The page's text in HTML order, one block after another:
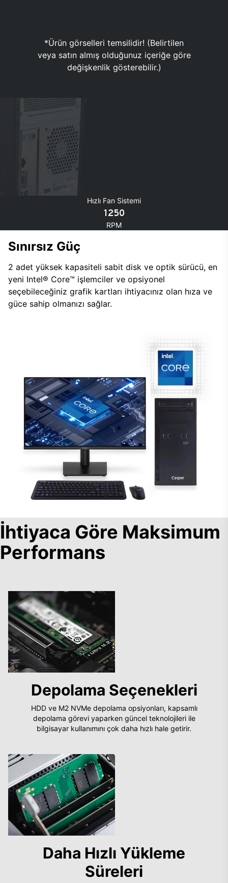
*Ürün görselleri temsilidir! (Belirtilen
veya satın almış olduğunuz içeriğe göre
değişkenlik gösterebilir.)
Hızlı Fan Sistemi
1250
RPM
Sınırsız Güç
2 adet yüksek kapasiteli sabit disk ve optik sürücü, en
yeni Intel® Core™ işlemciler ve opsiyonel
seçebileceğiniz grafik kartları ihtiyacınız olan hıza ve
güce sahip olmanızı sağlar.
İhtiyaca Göre Maksimum
Performans
Depolama Seçenekleri
HDD ve M2 NVMe depolama opsiyonları, kapsamlı
depolama görevi yaparken güncel teknolojileri ile
bilgisayar kullanımını çok daha hızlı hale getirir.
Daha Hızlı Yükleme
Süreleri